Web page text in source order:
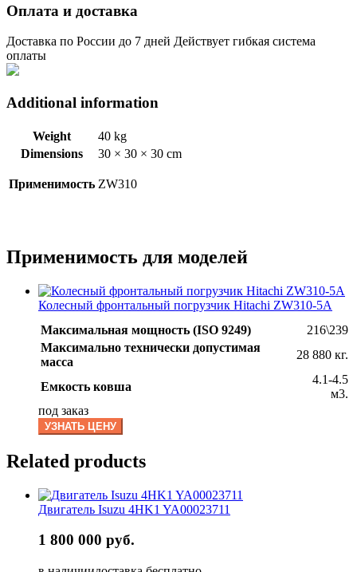
Оплата и доставка
Доставка по России до 7 дней Действует гибкая система
оплаты
Additional information
Weight
40 kg
Dimensions
30 × 30 × 30 cm
Применимость ZW310
Применимость для моделей
Колесный фронтальный погрузчик Hitachi ZW310-5А
Максимальная мощность (ISO 9249)
216\239
Максимально технически допустимая
масса
28 880 кг.
Емкость ковша
4.1-4.5
м3.
под заказ
УЗНАТЬ ЦЕНУ
Related products
Двигатель Isuzu 4HK1 YA00023711
1 800 000 руб.